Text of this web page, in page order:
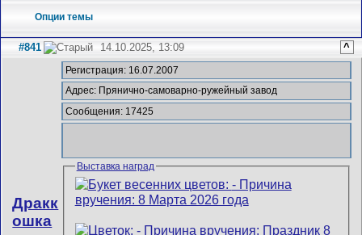
Опции темы
#841 14.10.2025, 13:09 ^
Дракк
ошка
Регистрация: 16.07.2007
Адрес: Прянично-самоварно-ружейный завод
Сообщения: 17425
Выставка наград